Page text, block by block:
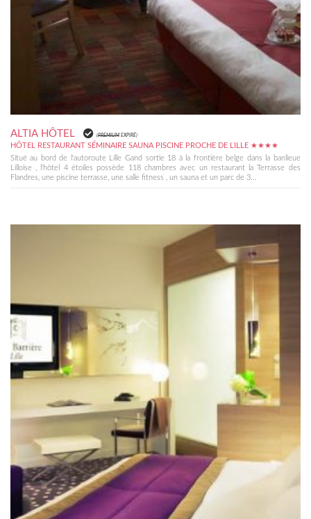
ALTIA HÔTEL (PREMIUMEXPIRÉ)
HÔTEL RESTAURANT SÉMINAIRE SAUNA PISCINE PROCHE DE LILLE ★★★★
Situé au bord de l'autoroute Lille Gand sortie 18 à la frontière belge dans la banlieue
Lilloise , l'hôtel 4 étoiles possède 118 chambres avec un restaurant la Terrasse des
Flandres, une piscine terrasse, une salle fitness , un sauna et un parc de 3...